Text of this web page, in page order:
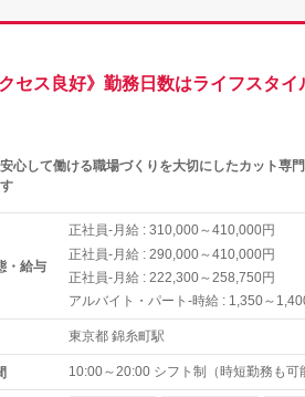
ス良好》勤務日数はライフスタ
心して働ける職場づくりを大切にしたカット専
・給与
正社員-月給 : 310,000～410,000円
正社員-月給 : 290,000～410,000円
正社員-月給 : 222,300～258,750円
アルバイト・パート-時給 : 1,350～
東京都 錦糸町駅
10:00～20:00 シフト制（時短勤務も